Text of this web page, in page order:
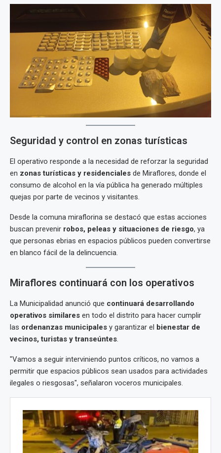
Seguridad y control en zonas turísticas
El operativo responde a la necesidad de reforzar la seguridad
en zonas turísticas y residenciales de Miraflores, donde el
consumo de alcohol en la vía pública ha generado múltiples
quejas por parte de vecinos y visitantes.
Desde la comuna miraflorina se destacó que estas acciones
buscan prevenir robos, peleas y situaciones de riesgo, ya
que personas ebrias en espacios públicos pueden convertirse
en blanco fácil de la delincuencia.
Miraflores continuará con los operativos
La Municipalidad anunció que continuará desarrollando
operativos similares en todo el distrito para hacer cumplir
las ordenanzas municipales y garantizar el bienestar de
vecinos, turistas y transeúntes.
"Vamos a seguir interviniendo puntos críticos, no vamos a
permitir que espacios públicos sean usados para actividades
ilegales o riesgosas", señalaron voceros municipales.